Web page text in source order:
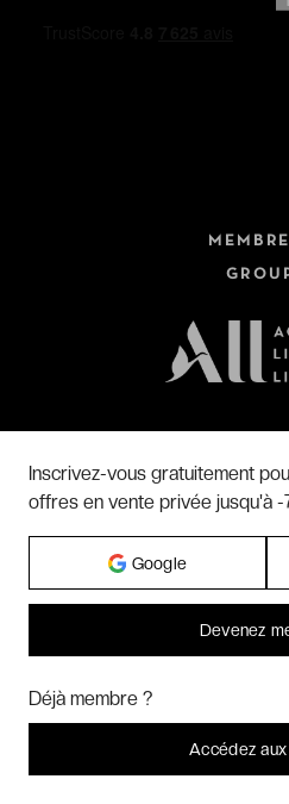
Inscrivez-vous gratuitement
offres en vente privée jusqu'à -
Google
Devenez
Déjà membre ?
Accédez
Marketing? Vous pouvez toujours
Je refuse C'est bon.